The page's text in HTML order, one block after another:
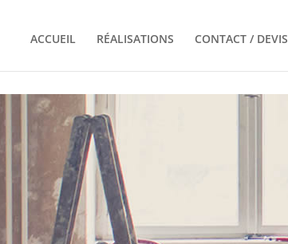
ACCUEIL RÉALISATIONS CONTACT / DEVIS